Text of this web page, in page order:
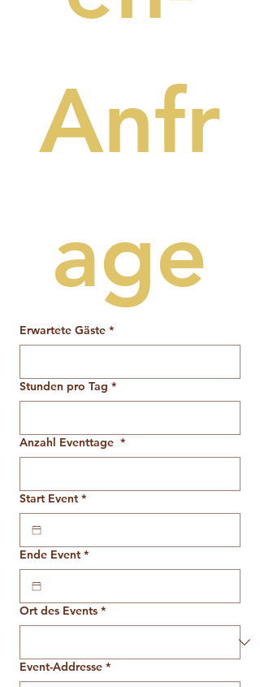
Anfr
age
Erwartete Gäste *
Stunden pro Tag *
Anzahl Eventtage *
Start Event *
Ende Event *
Ort des Events *
Event-Addresse *